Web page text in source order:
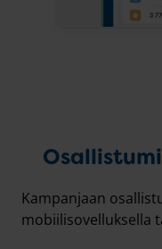
Kampanjaan
mobiilisovelluksella